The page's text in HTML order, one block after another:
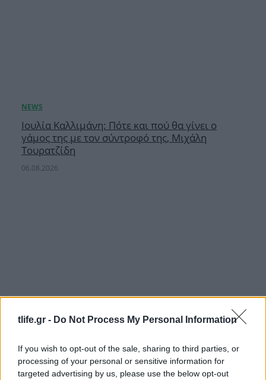
tlife.gr - Do Not Process My Personal Information
If you wish to opt-out of the sale, sharing to third parties, or
processing of your personal or sensitive information for
targeted advertising by us, please use the below opt-out
Ιουλία Καλλιμάνη: Πότε και πού θα γίνει ο
γάμος της με τον σύντροφό της, Μιχάλη
Τουρατζίδη
06.08.2026